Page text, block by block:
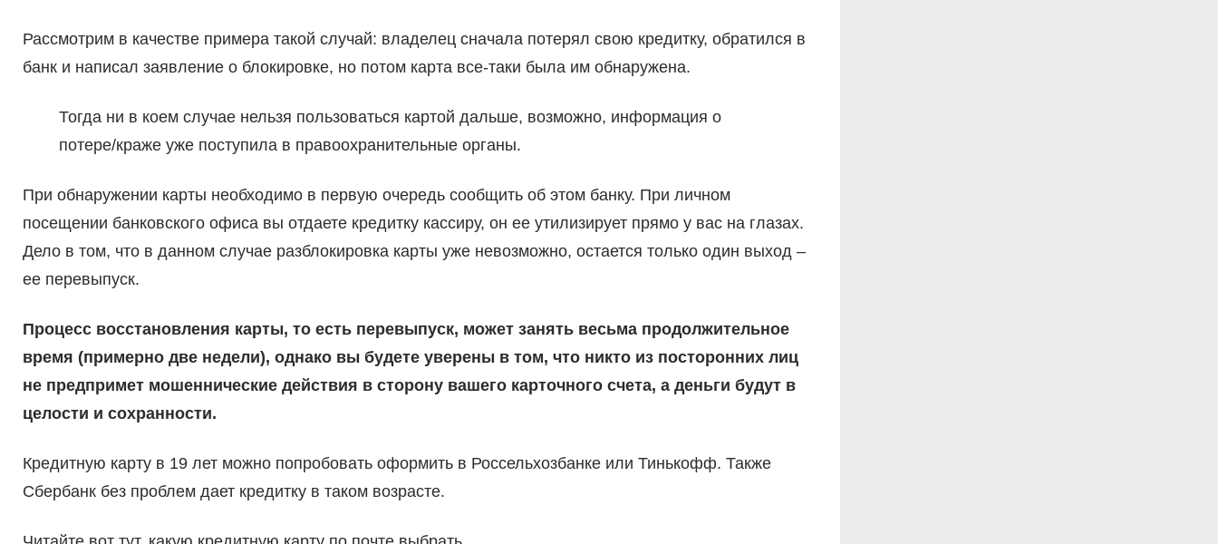
Рассмотрим в качестве примера такой случай: владелец сначала потерял свою кредитку, обратился в
банк и написал заявление о блокировке, но потом карта все-таки была им обнаружена.
Тогда ни в коем случае нельзя пользоваться картой дальше, возможно, информация о
потере/краже уже поступила в правоохранительные органы.
При обнаружении карты необходимо в первую очередь сообщить об этом банку. При личном
посещении банковского офиса вы отдаете кредитку кассиру, он ее утилизирует прямо у вас на глазах.
Дело в том, что в данном случае разблокировка карты уже невозможно, остается только один выход –
ее перевыпуск.
Процесс восстановления карты, то есть перевыпуск, может занять весьма продолжительное
время (примерно две недели), однако вы будете уверены в том, что никто из посторонних лиц
не предпримет мошеннические действия в сторону вашего карточного счета, а деньги будут в
целости и сохранности.
Кредитную карту в 19 лет можно попробовать оформить в Россельхозбанке или Тинькофф. Также
Сбербанк без проблем дает кредитку в таком возрасте.